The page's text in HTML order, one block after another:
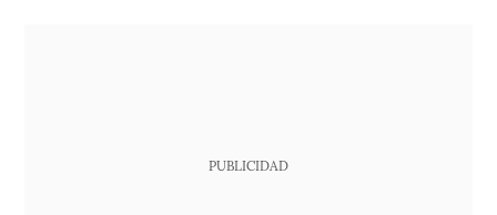
PUBLICIDAD